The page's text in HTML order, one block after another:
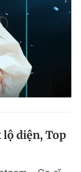
diện, Top